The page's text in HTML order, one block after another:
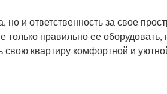
но и ответственность за свое
правильно ее оборудовать,
свою квартиру комфортной и